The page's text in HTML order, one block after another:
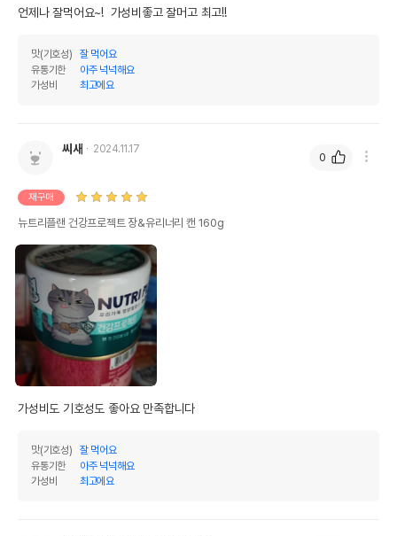
언제나 잘먹어요~!  가성비좋고 잘머고 최고!!
맛(기호성)
잘 먹어요
유통기한
아주 넉넉해요
가성비
최고에요
씨새 2024.11.17
재구매
뉴트리플랜 건강프로젝트 장&유리너리 캔 160g
가성비도 기호성도 좋아요 만족합니다
맛(기호성)
잘 먹어요
유통기한
아주 넉넉해요
가성비
최고에요
0